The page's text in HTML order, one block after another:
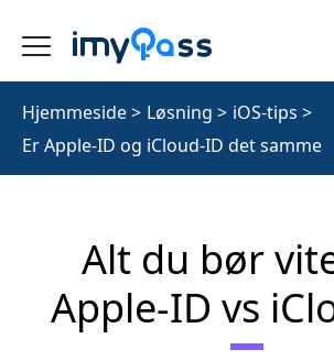
Hjemmeside> Løsning > iOS-tips >
Er Apple‑ID og iCloud‑ID det samme
Alt du bør
Apple‑ID vs